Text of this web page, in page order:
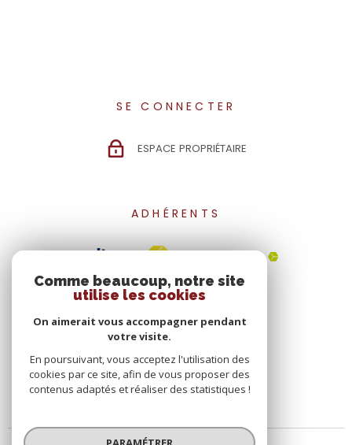
SE CONNECTER
ESPACE PROPRIÉTAIRE
ADHÉRENTS
Comme beaucoup, notre site
utilise les cookies
On aimerait vous accompagner pendant
votre visite.
En poursuivant, vous acceptez l'utilisation des
cookies par ce site, afin de vous proposer des
contenus adaptés et réaliser des statistiques !